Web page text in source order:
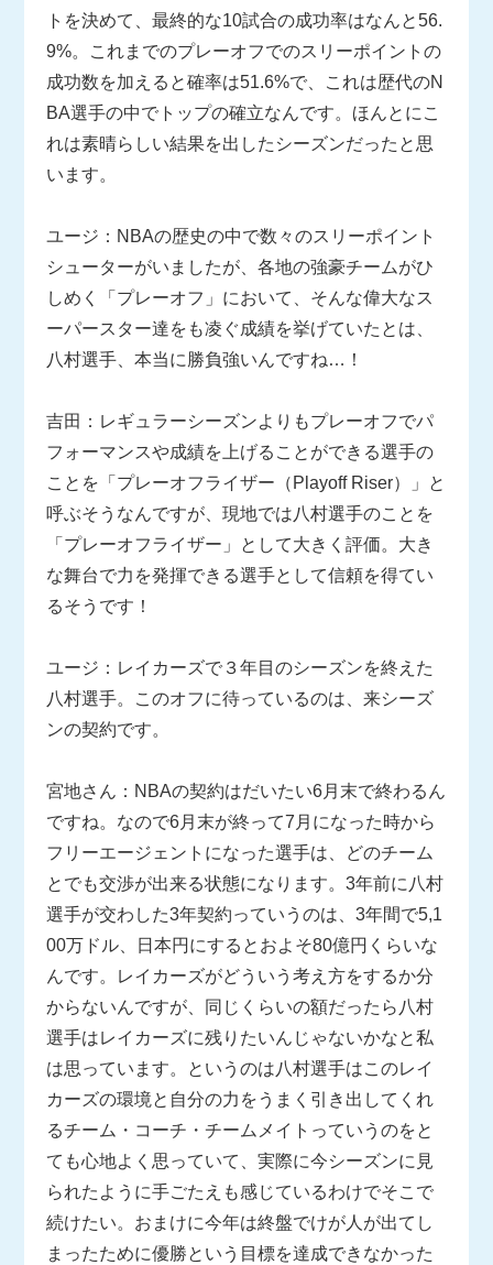
トを決めて、最終的な10試合の成功率はなんと56.
9%。これまでのプレーオフでのスリーポイントの
成功数を加えると確率は51.6%で、これは歴代のN
BA選手の中でトップの確立なんです。ほんとにこ
れは素晴らしい結果を出したシーズンだったと思
います。
ユージ：NBAの歴史の中で数々のスリーポイント
シューターがいましたが、各地の強豪チームがひ
しめく「プレーオフ」において、そんな偉大なス
ーパースター達をも凌ぐ成績を挙げていたとは、
八村選手、本当に勝負強いんですね…！
吉田：レギュラーシーズンよりもプレーオフでパ
フォーマンスや成績を上げることができる選手の
ことを「プレーオフライザー（Playoff Riser）」と
呼ぶそうなんですが、現地では八村選手のことを
「プレーオフライザー」として大きく評価。大き
な舞台で力を発揮できる選手として信頼を得てい
るそうです！
ユージ：レイカーズで３年目のシーズンを終えた
八村選手。このオフに待っているのは、来シーズ
ンの契約です。
宮地さん：NBAの契約はだいたい6月末で終わるん
ですね。なので6月末が終って7月になった時から
フリーエージェントになった選手は、どのチーム
とでも交渉が出来る状態になります。3年前に八村
選手が交わした3年契約っていうのは、3年間で5,1
00万ドル、日本円にするとおよそ80億円くらいな
んです。レイカーズがどういう考え方をするか分
からないんですが、同じくらいの額だったら八村
選手はレイカーズに残りたいんじゃないかなと私
は思っています。というのは八村選手はこのレイ
カーズの環境と自分の力をうまく引き出してくれ
るチーム・コーチ・チームメイトっていうのをと
ても心地よく思っていて、実際に今シーズンに見
られたように手ごたえも感じているわけでそこで
続けたい。おまけに今年は終盤でけが人が出てし
まったために優勝という目標を達成できなかった